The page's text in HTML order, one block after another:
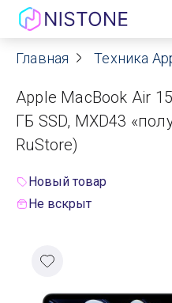
Акции
О нас
Блог
Договор оферты
Главная Техника
Apple MacBook Air
ГБ SSD, MXD43
RuStore)
Новый товар
Не вскрыт